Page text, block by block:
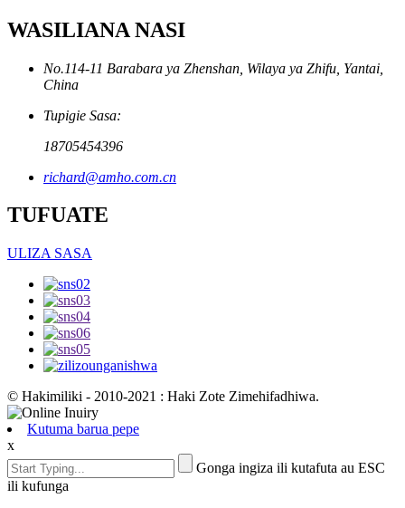
WASILIANA NASI
No.114-11 Barabara ya Zhenshan, Wilaya ya Zhifu, Yantai,
China
Tupigie Sasa:
18705454396
richard@amho.com.cn
TUFUATE
ULIZA SASA
© Hakimiliki - 2010-2021 : Haki Zote Zimehifadhiwa.
Kutuma barua pepe
x
Gonga ingiza ili kutafuta au ESC
ili kufunga